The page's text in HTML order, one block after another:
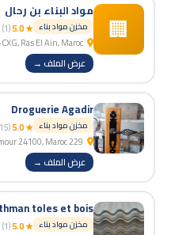
🏢 مواد البناء بن رحال
مخزن مواد بناء ★ 5.0
(1)
عرض الملف →
Droguerie Agadir
مخزن مواد بناء ★ 5.0
(15)
عرض الملف →
مخزن مواد بناء ★ 5.0
(1)